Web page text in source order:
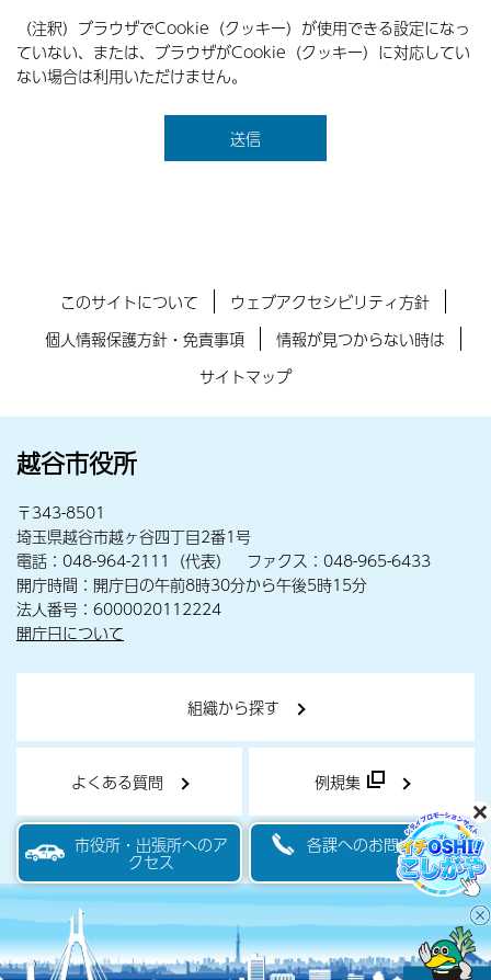
（注釈）ブラウザでCookie（クッキー）が使用できる設定になっ
ていない、または、ブラウザがCookie（クッキー）に対応してい
ない場合は利用いただけません。
このサイトについて
ウェブアクセシビリティ方針
個人情報保護方針・免責事項
情報が見つからない時は
サイトマップ
越谷市役所
〒343-8501
埼玉県越谷市越ヶ谷四丁目2番1号
電話：048-964-2111（代表） ファクス：048-965-6433
開庁時間：開庁日の午前8時30分から午後5時15分
法人番号：6000020112224
開庁日について
組織から探す
よくある質問 例規集
市役所・出張所へのア
クセス
各課へのお問い合わせ